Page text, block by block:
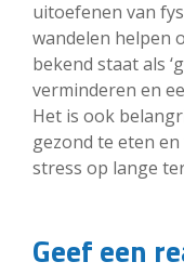
uitoefenen van
wandelen helpen
bekend staat als
verminderen en
Het is ook
gezond te eten
stress op lange
Geef een